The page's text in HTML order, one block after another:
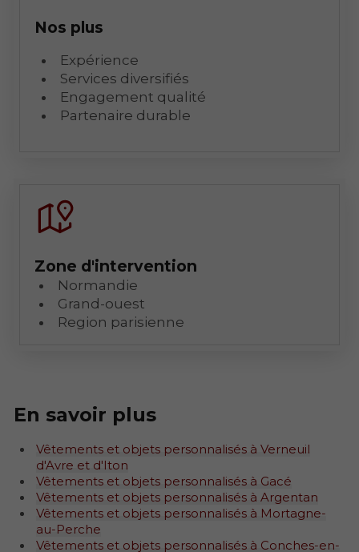
Nos plus
Expérience
Services diversifiés
Engagement qualité
Partenaire durable
Zone d'intervention
Normandie
Grand-ouest
Region parisienne
En savoir plus
Vêtements et objets personnalisés à Verneuil
d'Avre et d'Iton
Vêtements et objets personnalisés à Gacé
Vêtements et objets personnalisés à Argentan
Vêtements et objets personnalisés à Mortagne-
au-Perche
Vêtements et objets personnalisés à Conches-en-